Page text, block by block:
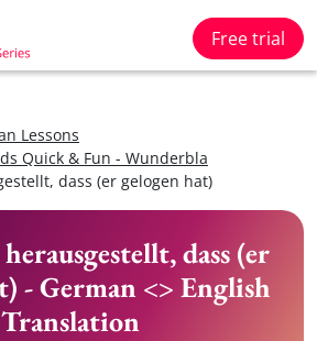
Free trial
Lessons
Quick & Fun - Wunderbla
dass (er gelogen hat)
dass (er
- German <> English
Translation